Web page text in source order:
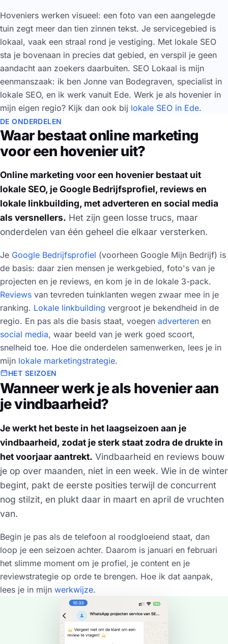
Hoveniers werken visueel: een foto van een aangelegde
tuin zegt meer dan tien zinnen tekst. Je servicegebied is
lokaal, vaak een straal rond je vestiging. Met lokale SEO
sta je bovenaan in precies dat gebied, en verspil je geen
aandacht aan zoekers daarbuiten. SEO Lokaal is mijn
eenmanszaak: ik ben Jonne van Bodegraven, specialist in
lokale SEO, en ik werk vanuit Ede. Werk je als hovenier in
mijn eigen regio? Kijk dan ook bij lokale SEO in Ede.
DE ONDERDELEN
Waar bestaat online marketing
voor een hovenier uit?
Online marketing voor een hovenier bestaat uit
lokale SEO, je Google Bedrijfsprofiel, reviews en
lokale linkbuilding, met adverteren en social media
als versnellers. Het zijn geen losse trucs, maar
onderdelen van één geheel die elkaar versterken.
Je Google Bedrijfsprofiel (voorheen Google Mijn Bedrijf) is
de basis: daar zien mensen je werkgebied, foto's van je
projecten en je reviews, en kom je in de lokale 3-pack.
Reviews van tevreden tuinklanten wegen zwaar mee in je
ranking. Lokale linkbuilding vergroot je bekendheid in de
regio. En pas als die basis staat, voegen adverteren en
social media, waar beeld van je werk goed scoort,
snelheid toe. Hoe die onderdelen samenwerken, lees je in
mijn lokale marketingstrategie.
HET SEIZOEN
Wanneer werk je als hovenier aan
je vindbaarheid?
Je werkt het beste in het laagseizoen aan je
vindbaarheid, zodat je sterk staat zodra de drukte in
het voorjaar aantrekt. Vindbaarheid en reviews bouw
je op over maanden, niet in een week. Wie in de winter
begint, pakt de eerste posities terwijl de concurrent
nog stilzit, en plukt daar in maart en april de vruchten
van.
Begin je pas als de telefoon al roodgloeiend staat, dan
loop je een seizoen achter. Daarom is januari en februari
het slimme moment om je profiel, je content en je
reviewstrategie op orde te brengen. Hoe ik dat aanpak,
lees je in mijn werkwijze.